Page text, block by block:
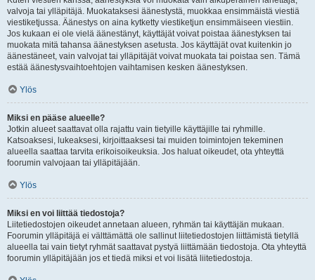
valvoja tai ylläpitäjä. Muokataksesi äänestystä, muokkaa ensimmäistä viestiä
viestiketjussa. Äänestys on aina kytketty viestiketjun ensimmäiseen viestiin.
Jos kukaan ei ole vielä äänestänyt, käyttäjät voivat poistaa äänestyksen tai
muokata mitä tahansa äänestyksen asetusta. Jos käyttäjät ovat kuitenkin jo
äänestäneet, vain valvojat tai ylläpitäjät voivat muokata tai poistaa sen. Tämä
estää äänestysvaihtoehtojen vaihtamisen kesken äänestyksen.
Ylös
Miksi en pääse alueelle?
Jotkin alueet saattavat olla rajattu vain tietyille käyttäjille tai ryhmille.
Katsoaksesi, lukeaksesi, kirjoittaaksesi tai muiden toimintojen tekeminen
alueella saattaa tarvita erikoisoikeuksia. Jos haluat oikeudet, ota yhteyttä
foorumin valvojaan tai ylläpitäjään.
Ylös
Miksi en voi liittää tiedostoja?
Liitetiedostojen oikeudet annetaan alueen, ryhmän tai käyttäjän mukaan.
Foorumin ylläpitäjä ei välttämättä ole sallinut liitetiedostojen liittämistä tietyllä
alueella tai vain tietyt ryhmät saattavat pystyä liittämään tiedostoja. Ota yhteyttä
foorumin ylläpitäjään jos et tiedä miksi et voi lisätä liitetiedostoja.